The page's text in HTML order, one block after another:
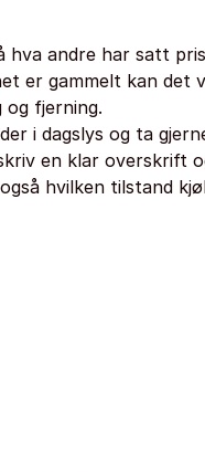
hva andre har satt
er gammelt kan det
fjerning.
i dagslys og ta
en klar overskrift
hvilken tilstand